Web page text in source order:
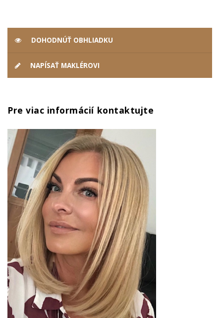
DOHODNÚŤ OBHLIADKU
NAPÍSAŤ MAKLÉROVI
Pre viac informácií kontaktujte